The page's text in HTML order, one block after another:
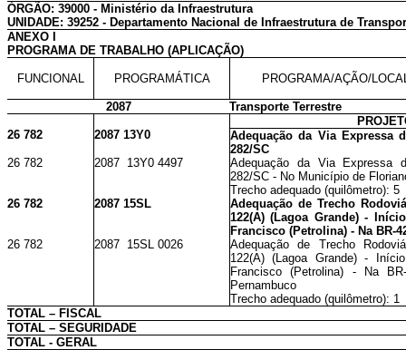
ÓRGÃO: 39000 - Ministério da Infraestrutura
UNIDADE: 39252 - Departamento Nacional de Infraestrutura de
ANEXO I
PROGRAMA DE TRABALHO (APLICAÇÃO)
FUNCIONAL PROGRAMÁTICA PROGRAMA/AÇÃO/
2087
Transporte Terrestre
26 782
2087 13Y0
Adequação da Via Expressa
282/SC
26 782
2087 13Y0 4497
Adequação da Via Expressa
282/SC - No Município de
Trecho adequado (quilômetro): 5
26 782
2087 15SL
Adequação de Trecho
122(A) (Lagoa Grande) -
Francisco (Petrolina) - Na BR-
26 782
2087 15SL 0026
Adequação de Trecho
122(A) (Lagoa Grande) -
Francisco (Petrolina) - Na
Pernambuco
Trecho adequado (quilômetro): 1
TOTAL – FISCAL
TOTAL – SEGURIDADE
TOTAL - GERAL